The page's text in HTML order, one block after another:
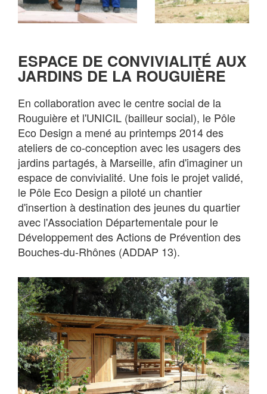
ESPACE DE CONVIVIALITÉ AUX
JARDINS DE LA ROUGUIÈRE
En collaboration avec le centre social de la
Rouguière et l'UNICIL (bailleur social), le Pôle
Eco Design a mené au printemps 2014 des
ateliers de co-conception avec les usagers des
jardins partagés, à Marseille, afin d'imaginer un
espace de convivialité. Une fois le projet validé,
le Pôle Eco Design a piloté un chantier
d'insertion à destination des jeunes du quartier
avec l'Association Départementale pour le
Développement des Actions de Prévention des
Bouches-du-Rhônes (ADDAP 13).